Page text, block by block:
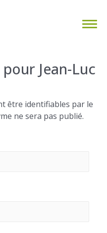
Jean-Luc
être identifiables par le
ne sera pas publié.